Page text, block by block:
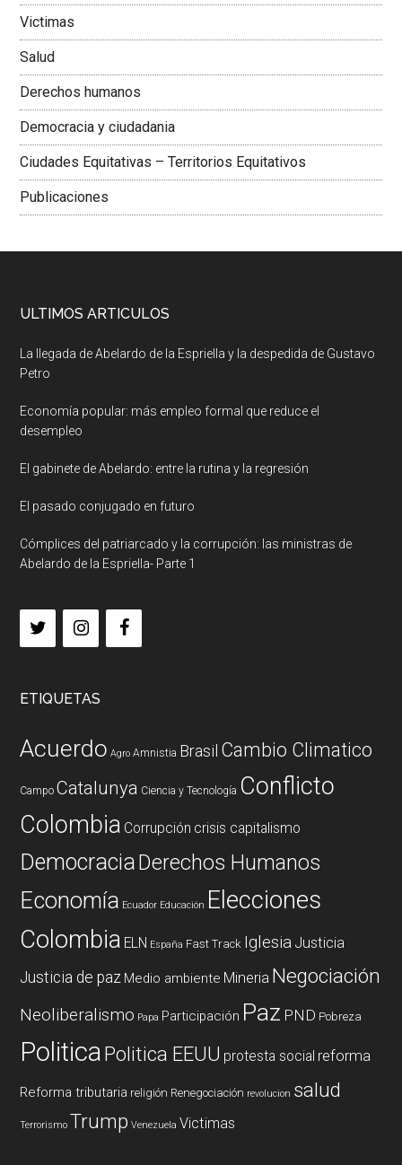
Victimas
Salud
Derechos humanos
Democracia y ciudadania
Ciudades Equitativas – Territorios Equitativos
Publicaciones
ULTIMOS ARTICULOS
La llegada de Abelardo de la Espriella y la despedida de Gustavo
Petro
Economía popular: más empleo formal que reduce el
desempleo
El gabinete de Abelardo: entre la rutina y la regresión
El pasado conjugado en futuro
Cómplices del patriarcado y la corrupción: las ministras de
Abelardo de la Espriella- Parte 1
ETIQUETAS
Acuerdo Agro Amnistia Brasil Cambio Climatico
Campo Catalunya Ciencia y Tecnología Conflicto
Colombia Corrupción crisis capitalismo
DemocraciaDerechos Humanos
Economía Ecuador Educación Elecciones
Colombia ELN España Fast Track Iglesia Justicia
Justicia de paz Medio ambiente Mineria Negociación
Neoliberalismo Papa Participación Paz PND Pobreza
PoliticaPolitica EEUU protesta social reforma
Reforma tributaria religión Renegociación revolucion salud
Terrorismo Trump Venezuela Victimas